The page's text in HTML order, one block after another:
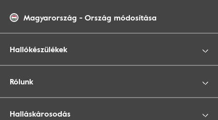
Magyarország - Ország módosítása
Hallókészülékek
Rólunk
Halláskárosodás